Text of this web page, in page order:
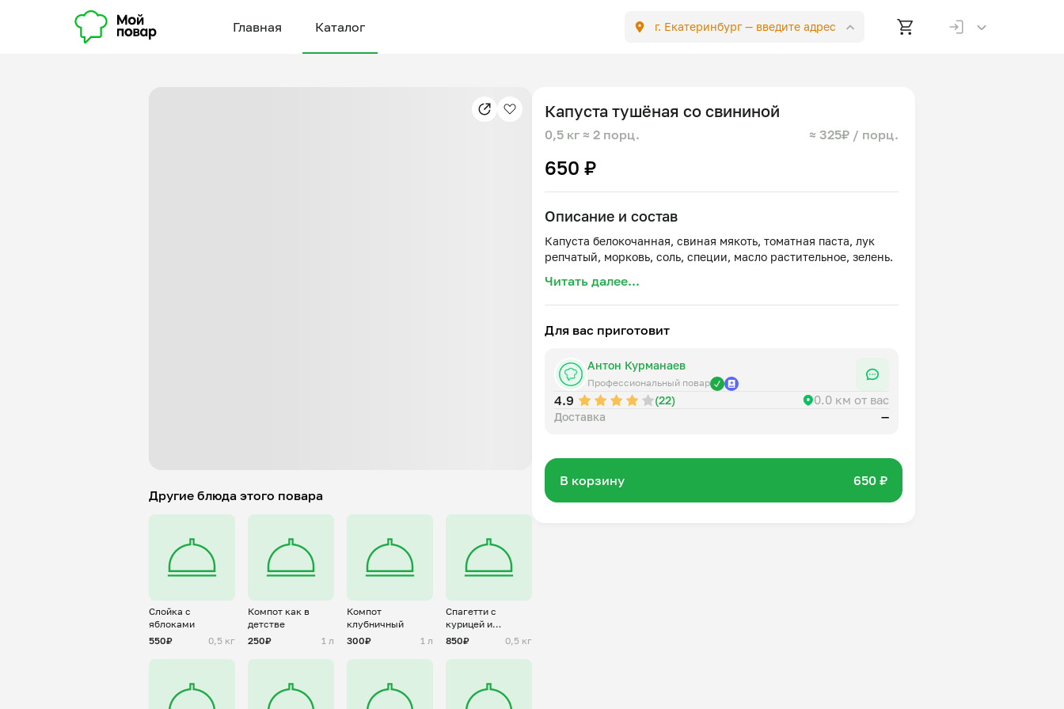
Главная Каталог г. Екатеринбург — введите адрес
Другие блюда этого повара
Слойка с
яблоками
550₽
0,5 кг
Компот как в
детстве
250₽
1 л
Компот
клубничный
300₽
1 л
Спагетти с
курицей и
грибами
850₽ 0,5 кг
Капуста тушёная со свининой
0,5 кг ≈ 2 порц. ≈ 325₽ / порц.
650 ₽
Описание и состав
Капуста белокочанная, свиная мякоть, томатная паста, лук
Читать далее...
Для вас приготовит
Антон Курманаев
Профессиональный повар
4.9 (22) 0.0 км от вас
Доставка —
В корзину 650 ₽